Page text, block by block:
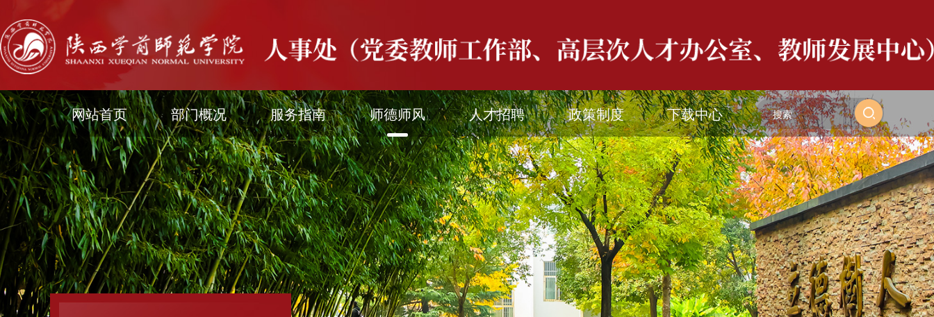
网站首页 部门概况 服务指南 师德师风 人才招聘 政策制度 下载中心